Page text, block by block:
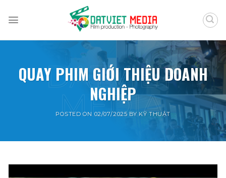
QUAY PHIM GIỚI THIỆU DOANH
NGHIỆP
POSTED ON 02/07/2025BY KỸ THUẬT